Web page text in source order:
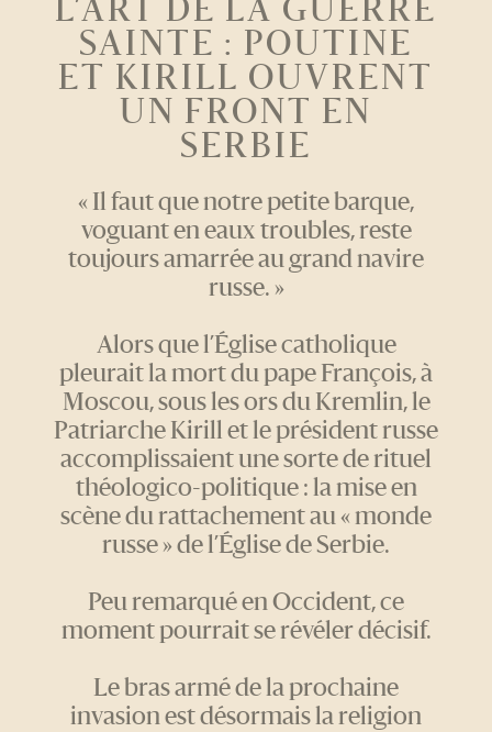
L’ART DE LA GUERRE
SAINTE : POUTINE
ET KIRILL OUVRENT
UN FRONT EN
SERBIE
« Il faut que notre petite barque,
voguant en eaux troubles, reste
toujours amarrée au grand navire
russe. »
Alors que l’Église catholique
pleurait la mort du pape François, à
Moscou, sous les ors du Kremlin, le
Patriarche Kirill et le président russe
accomplissaient une sorte de rituel
théologico-politique : la mise en
scène du rattachement au « monde
russe » de l’Église de Serbie.
Peu remarqué en Occident, ce
moment pourrait se révéler décisif.
Le bras armé de la prochaine
invasion est désormais la religion